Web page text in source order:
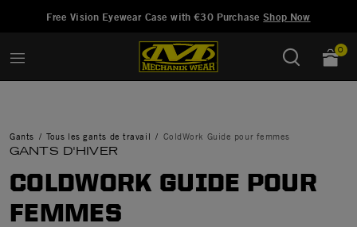
Free Vision Eyewear Case with €30 PurchaseShop Now
0
Gants Tous les gants de travail ColdWork Guide pour femmes
GANTS D'HIVER
COLDWORK GUIDE POUR
FEMMES
Ajouté à Gérer la liste d'envies